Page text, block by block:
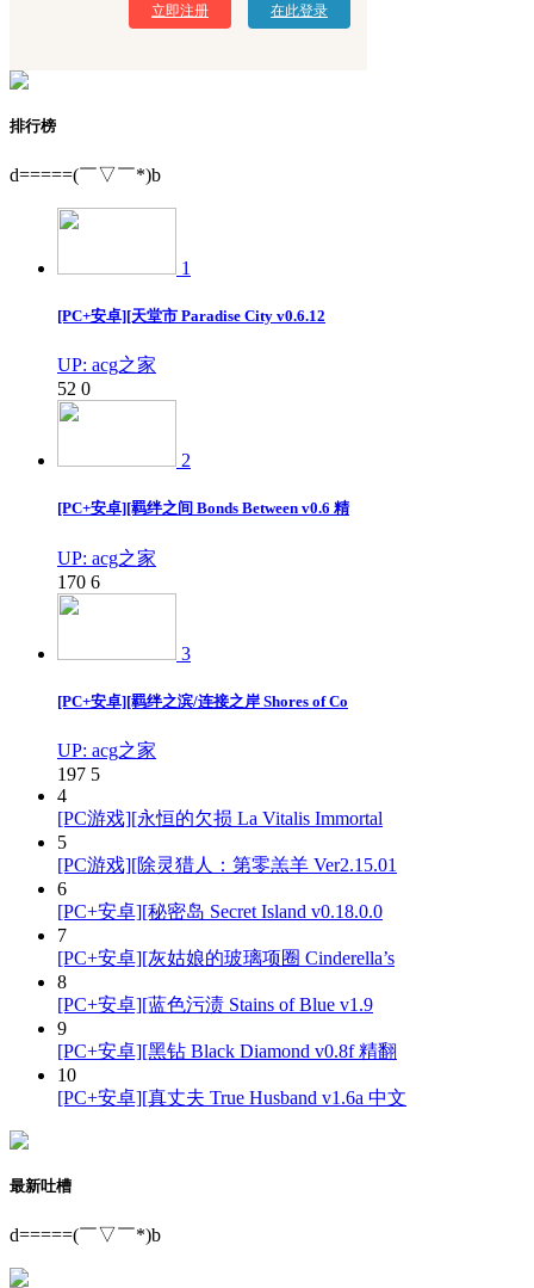
立即注册 在此登录
排行榜
d=====(￣▽￣*)b
1
[PC+安卓][天堂市 Paradise City v0.6.12
UP: acg之家
52 0
2
[PC+安卓][羁绊之间 Bonds Between v0.6 精
UP: acg之家
170 6
3
[PC+安卓][羁绊之滨/连接之岸 Shores of Co
UP: acg之家
197 5
4
[PC游戏][永恒的欠损 La Vitalis Immortal
5
[PC游戏][除灵猎人：第零羔羊 Ver2.15.01
6
[PC+安卓][秘密岛 Secret Island v0.18.0.0
7
[PC+安卓][灰姑娘的玻璃项圈 Cinderella’s
8
[PC+安卓][蓝色污渍 Stains of Blue v1.9
9
[PC+安卓][黑钻 Black Diamond v0.8f 精翻
10
[PC+安卓][真丈夫 True Husband v1.6a 中文
最新吐槽
d=====(￣▽￣*)b